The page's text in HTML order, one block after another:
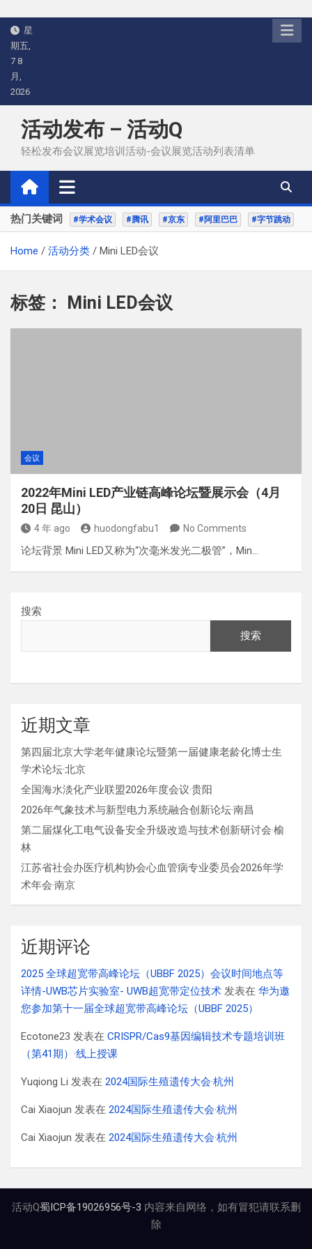
Skip
content
星
期五,
7 8
月,
2026
活动发布 – 活动Q
轻松发布会议展览培训活动-会议展览活动列表清单
热门关键词 #学术会议 #腾讯 #京东 #阿里巴巴 #字节跳动
Home 活动分类 Mini LED会议
标签： Mini LED会议
会议
2022年Mini LED产业链高峰论坛暨展示会（4月
20日 昆山）
4 年 ago huodongfabu1 No Comments
论坛背景 Mini LED又称为“次毫米发光二极管”，Min…
搜索
搜索
近期文章
第四届北京大学老年健康论坛暨第一届健康老龄化博士生
学术论坛·北京
全国海水淡化产业联盟2026年度会议·贵阳
2026年气象技术与新型电力系统融合创新论坛·南昌
第二届煤化工电气设备安全升级改造与技术创新研讨会·榆
林
江苏省社会办医疗机构协会心血管病专业委员会2026年学
术年会·南京
近期评论
2025 全球超宽带高峰论坛（UBBF 2025）会议时间地点等
详情-UWB芯片实验室- UWB超宽带定位技术 发表在 华为邀
您参加第十一届全球超宽带高峰论坛（UBBF 2025）
Ecotone23 发表在 CRISPR/Cas9基因编辑技术专题培训班
（第41期）·线上授课
Yuqiong Li 发表在 2024国际生殖遗传大会·杭州
Cai Xiaojun 发表在 2024国际生殖遗传大会·杭州
Cai Xiaojun 发表在 2024国际生殖遗传大会·杭州
活动Q蜀ICP备19026956号-3 内容来自网络，如有冒犯请联系删
除